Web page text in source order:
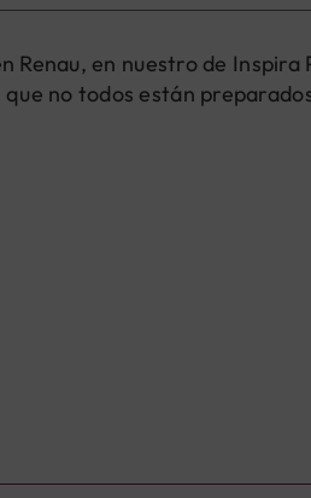
Renau, en nuestro de
no todos están